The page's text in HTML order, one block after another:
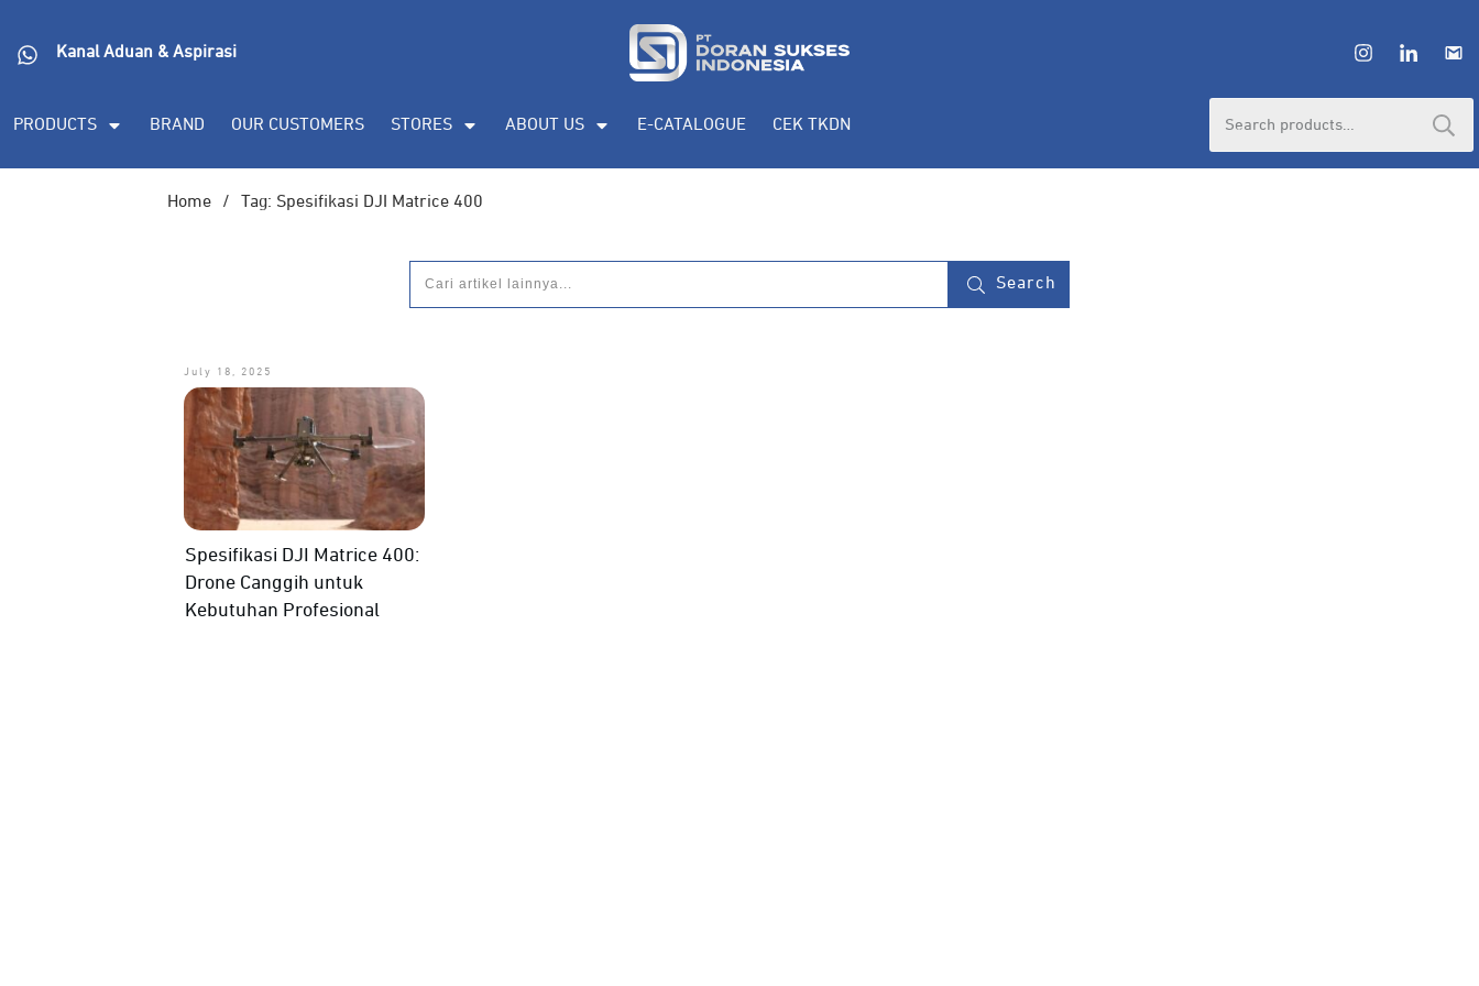
Kanal Aduan & Aspirasi
PRODUCTS BRAND OUR CUSTOMERS STORES ABOUT US E-CATALOGUE CEK TKDN
Home / Tag: Spesifikasi DJI Matrice 400
Search
July 18, 2025
Spesifikasi DJI Matrice 400:
Drone Canggih untuk
Kebutuhan Profesional
pengadaan produk, katalog produk